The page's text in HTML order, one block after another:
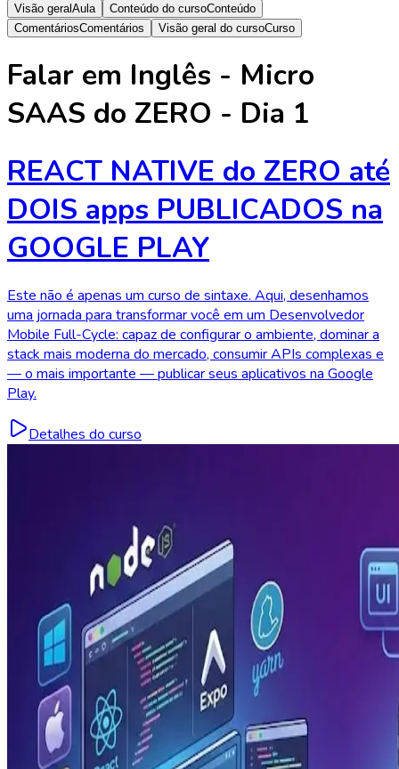
Visão geral Aula Conteúdo do cursoConteúdo
ComentáriosComentários Visão geral do cursoCurso
Falar em Inglês - Micro
SAAS do ZERO - Dia 1
REACT NATIVE do ZERO até
DOIS apps PUBLICADOS na
GOOGLE PLAY
Este não é apenas um curso de sintaxe. Aqui, desenhamos
uma jornada para transformar você em um Desenvolvedor
Mobile Full-Cycle: capaz de configurar o ambiente, dominar a
stack mais moderna do mercado, consumir APIs complexas e
— o mais importante — publicar seus aplicativos na Google
Play.
Detalhes do curso